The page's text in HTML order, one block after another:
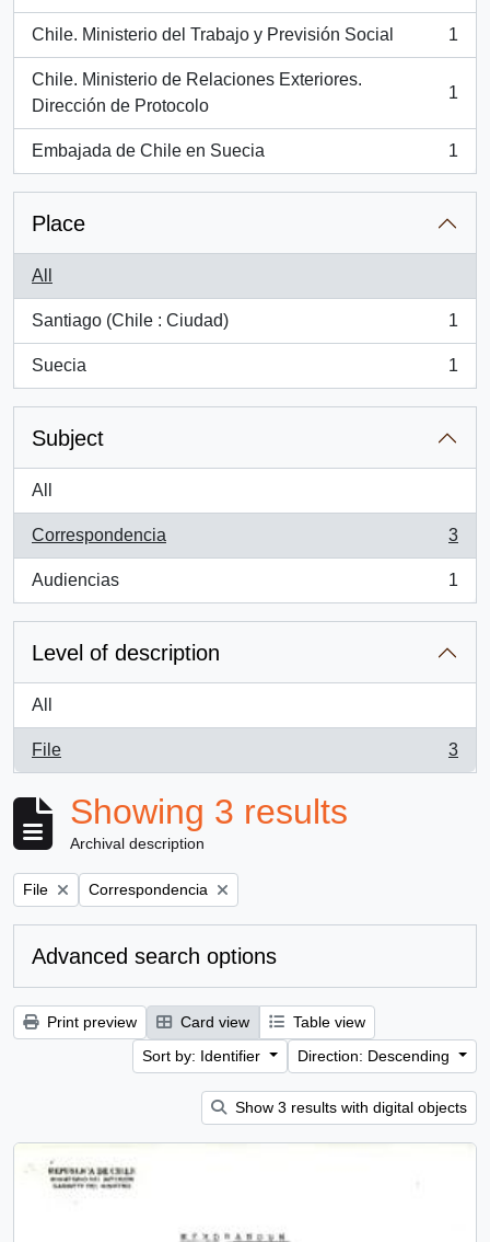
Chile. Ministerio del Trabajo y Previsión Social
, 1 results
1
Chile. Ministerio de Relaciones Exteriores.
Dirección de Protocolo
, 1 results
1
Embajada de Chile en Suecia
, 1 results
1
Place
All
Santiago (Chile : Ciudad)
, 1 results
1
Suecia
, 1 results
1
Subject
All
Correspondencia
, 3 results
3
Audiencias
, 1 results
1
Level of description
All
File
, 3 results
3
Showing 3 results
Archival description
Remove filter:
File Remove filter:
Correspondencia
Advanced search options
Print preview Card view
Table view
Sort by: Identifier
Direction: Descending
Show 3 results with digital objects